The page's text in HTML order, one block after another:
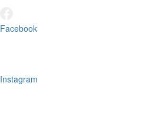
Facebook
Instagram